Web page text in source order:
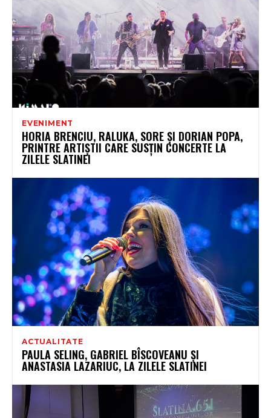
EVENIMENT
HORIA BRENCIU, RALUKA, SORE ȘI DORIAN POPA,
PRINTRE ARTIȘTII CARE SUSȚIN CONCERTE LA
ZILELE SLATINEI
ACTUALITATE
PAULA SELING, GABRIEL BÎSCOVEANU ȘI
ANASTASIA LAZARIUC, LA ZILELE SLATINEI